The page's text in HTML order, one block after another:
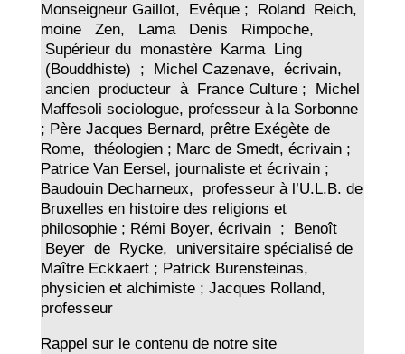
Monseigneur Gaillot, Evêque ; Roland Reich,
moine Zen, Lama Denis Rimpoche,
Supérieur du monastère Karma Ling
(Bouddhiste) ; Michel Cazenave, écrivain,
ancien producteur à France Culture ; Michel
Maffesoli sociologue, professeur à la Sorbonne
; Père Jacques Bernard, prêtre Exégète de
Rome, théologien ; Marc de Smedt, écrivain ;
Patrice Van Eersel, journaliste et écrivain ;
Baudouin Decharneux, professeur à l’U.L.B. de
Bruxelles en histoire des religions et
philosophie ; Rémi Boyer, écrivain ; Benoît
Beyer de Rycke, universitaire spécialisé de
Maître Eckkaert ; Patrick Burensteinas,
physicien et alchimiste ; Jacques Rolland,
professeur
Rappel sur le contenu de notre site